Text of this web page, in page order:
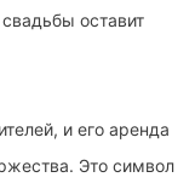
оставит
и его аренда
Это символ